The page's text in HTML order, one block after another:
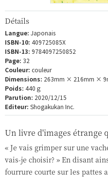
Détails
Langue: Japonais
ISBN-10: 409725085X
ISBN-13: 9784097250852
Page: 32
Couleur: couleur
Dimensions: 263mm × 216mm ×
Poids: 440ｇ
Parution: 2020/12/15
Editeur: Shogakukan Inc.
Un livre d'images étrange
« Je vais grimper sur une
vais-je choisir? » En disant
fourrure courte sur les pattes